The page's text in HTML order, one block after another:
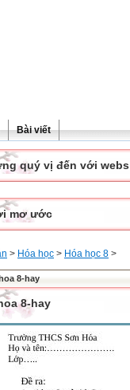
Bài viết
quý vị đến với
mơ ước
> Hóa học > Hóa học 8 >
8-hay
8-hay